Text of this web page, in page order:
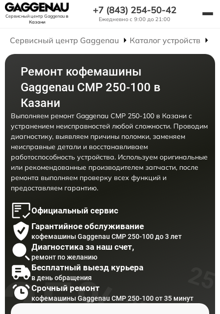
Сервисный центр Gaggenauв
Казани
+7 (843) 254-50-42
Ежедневно с 9:00 до 21:00
Сервисный центр Gaggenau Каталог устройств
Ремонт кофемашины
Gaggenau CMP 250-100 в
Казани
Выполняем ремонт Gaggenau CMP 250-100 в Казани с
устранением неисправностей любой сложности. Проводим
диагностику, выявляем причины поломки, заменяем
неисправные детали и восстанавливаем
работоспособность устройства. Используем оригинальные
или рекомендованные производителем запчасти, после
ремонта выполняем проверку всех функций и
предоставляем гарантию.
Официальный сервис
Гарантийное обслуживание
кофемашины Gaggenau CMP 250-100 до 3 лет
Диагностика за наш счет,
ремонт по желанию
Бесплатный выезд курьера
в день обращения
Срочный ремонт
кофемашины Gaggenau CMP 250-100 от 35 минут